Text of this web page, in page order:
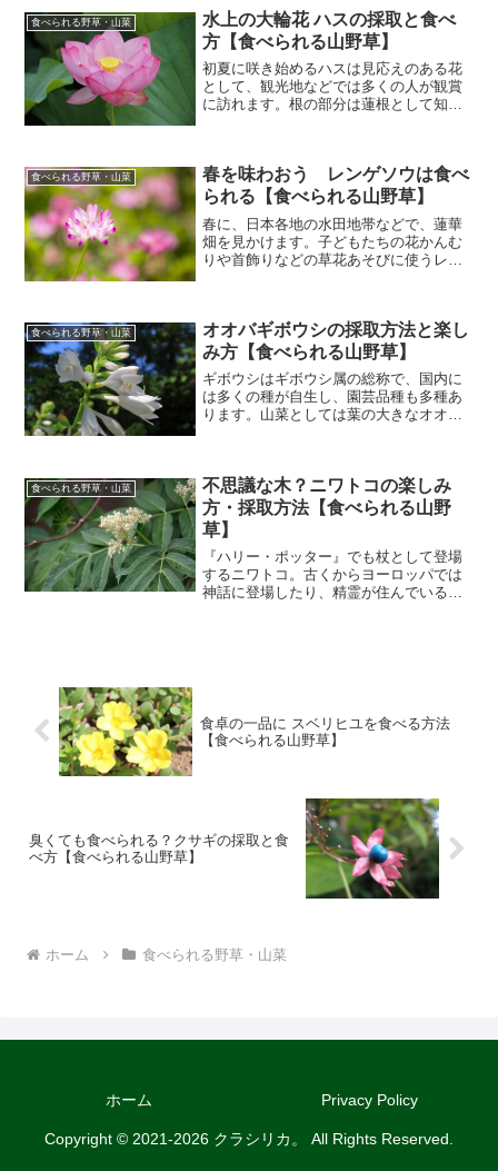
別名：サンシクヨウソウ、サン...
食べられる野草・山菜
水上の大輪花 ハスの採取と食べ
方【食べられる山野草】
初夏に咲き始めるハスは見応えのある花
として、観光地などでは多くの人が観賞
に訪れます。根の部分は蓮根として知ら
スの基本情報 ハス（蓮）...
食べられる野草・山菜
春を味わおう レンゲソウは食べ
られる【食べられる山野草】
春に、日本各地の水田地帯などで、蓮華
畑を見かけます。子どもたちの花かんむ
りや首飾りなどの草花あそびに使うレン
（蓮華草）：マメ科レンゲ属...
食べられる野草・山菜
オオバギボウシの採取方法と楽し
み方【食べられる山野草】
ギボウシはギボウシ属の総称で、国内に
は多くの種が自生し、園芸品種も多種あ
ります。山菜としては葉の大きなオオバ
ました。オオバギボウシの...
食べられる野草・山菜
不思議な木？ニワトコの楽しみ
方・採取方法【食べられる山野
草】
『ハリー・ポッター』でも杖として登場
するニワトコ。古くからヨーロッパでは
神話に登場したり、精霊が住んでいるな
食卓の一品に スベリヒユを食べる方法
【食べられる山野草】
臭くても食べられる？クサギの採取と食
べ方【食べられる山野草】
ホーム 食べられる野草・山菜
ホーム Privacy Policy
Copyright © 2021-2026 クラシリカ。 All Rights Reserved.